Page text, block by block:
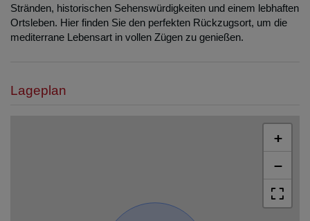
Stränden, historischen Sehenswürdigkeiten und einem lebhaften
Ortsleben. Hier finden Sie den perfekten Rückzugsort, um die
mediterrane Lebensart in vollen Zügen zu genießen.
Lageplan
+
−